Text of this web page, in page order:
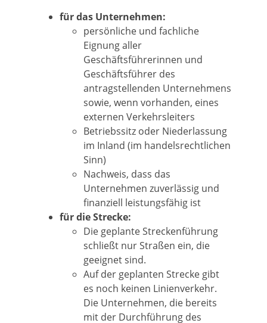
für das Unternehmen:
persönliche und fachliche
Eignung aller
Geschäftsführerinnen und
Geschäftsführer des
antragstellenden Unternehmens
sowie, wenn vorhanden, eines
externen Verkehrsleiters
Betriebssitz oder Niederlassung
im Inland (im handelsrechtlichen
Sinn)
Nachweis, dass das
Unternehmen zuverlässig und
finanziell leistungsfähig ist
für die Strecke:
Die geplante Streckenführung
schließt nur Straßen ein, die
geeignet sind.
Auf der geplanten Strecke gibt
es noch keinen Linienverkehr.
Die Unternehmen, die bereits
mit der Durchführung des